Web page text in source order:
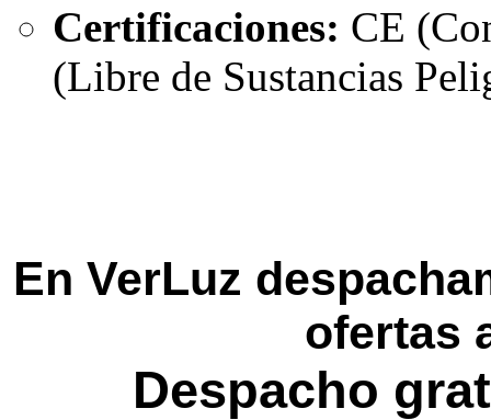
Certificaciones: CE
(Libre de Sustancias
En VerLuz
ofertas
Despacho